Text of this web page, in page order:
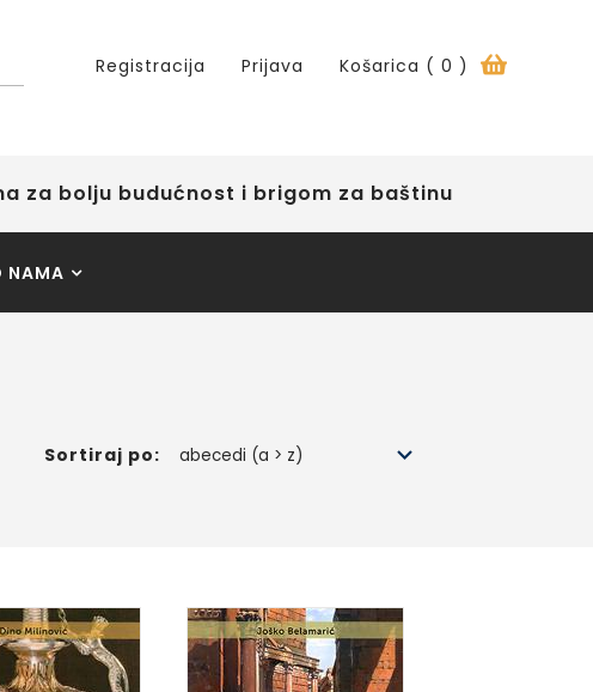
Registracija Prijava Košarica ( 0 )
za bolju budućnost i brigom za baštinu
NAMA
Sortiraj po: